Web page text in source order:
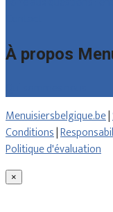
À propos
Menuisiersbelgique.be|
Conditions|
Politique d'évaluation
×